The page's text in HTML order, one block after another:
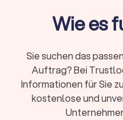
Fachanwalt:
24
nachgewiesene
Euro) oder
Rechtsschutz:
oder
Einkommen
Wie es
Sie suchen das
Auftrag? Bei
Informationen für Sie
kostenlose und